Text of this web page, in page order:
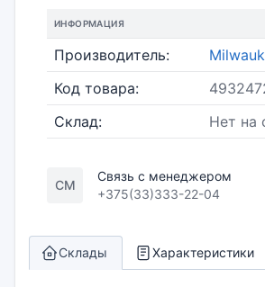
ИНФОРМАЦИЯ
Производитель:
Код товара:
Склад:
Нет на
СМ
Связь с менеджером
+375(33)333-22-04
Склады Характеристики